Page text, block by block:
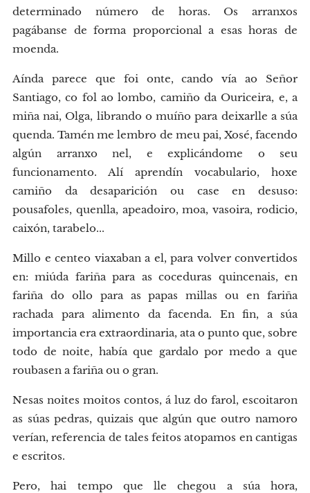
determinado número de horas. Os arranxos
pagábanse de forma proporcional a esas horas de
moenda.
Aínda parece que foi onte, cando vía ao Señor
Santiago, co fol ao lombo, camiño da Ouriceira, e, a
miña nai, Olga, librando o muíño para deixarlle a súa
quenda. Tamén me lembro de meu pai, Xosé, facendo
algún arranxo nel, e explicándome o seu
funcionamento. Alí aprendín vocabulario, hoxe
camiño da desaparición ou case en desuso:
pousafoles, quenlla, apeadoiro, moa, vasoira, rodicio,
caixón, tarabelo...
Millo e centeo viaxaban a el, para volver convertidos
en: miúda fariña para as coceduras quincenais, en
fariña do ollo para as papas millas ou en fariña
rachada para alimento da facenda. En fin, a súa
importancia era extraordinaria, ata o punto que, sobre
todo de noite, había que gardalo por medo a que
roubasen a fariña ou o gran.
Nesas noites moitos contos, á luz do farol, escoitaron
as súas pedras, quizais que algún que outro namoro
verían, referencia de tales feitos atopamos en cantigas
e escritos.
Pero, hai tempo que lle chegou a súa hora,